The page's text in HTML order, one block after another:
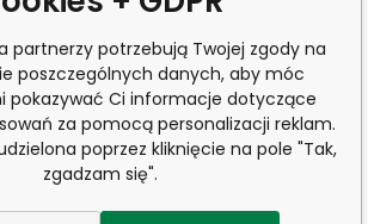
partnerzy potrzebują Twojej zgody na
poszczególnych danych, aby móc
pokazywać Ci informacje dotyczące
za pomocą personalizacji reklam.
poprzez kliknięcie na pole "Tak,
zgadzam się".